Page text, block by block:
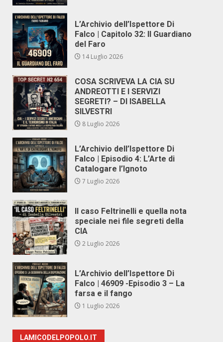
L’Archivio dell’Ispettore Di
Falco | Capitolo 32: Il Guardiano
del Faro
14 Luglio 2026
COSA SCRIVEVA LA CIA SU
ANDREOTTI E I SERVIZI
SEGRETI? – DI ISABELLA
SILVESTRI
8 Luglio 2026
L’Archivio dell’Ispettore Di
Falco | Episodio 4: L’Arte di
Catalogare l’Ignoto
7 Luglio 2026
Il caso Feltrinelli e quella nota
speciale nei file segreti della
CIA
2 Luglio 2026
L’Archivio dell’Ispettore Di
Falco | 46909 -Episodio 3 – La
farsa e il fango
1 Luglio 2026
LAMICODELPOPOLO.IT